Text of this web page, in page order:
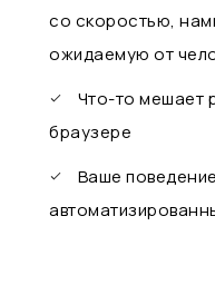
со скоростью,
ожидаемую от
Что-то мешает
браузере
Ваше